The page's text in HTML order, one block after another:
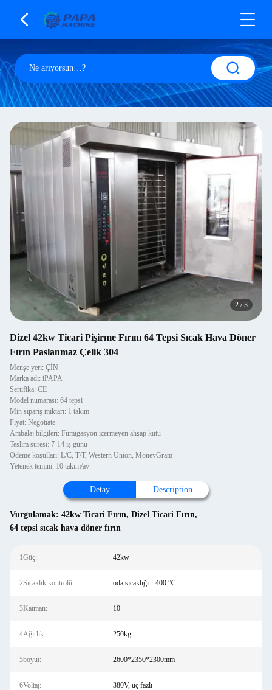
2 /3
Dizel 42kw Ticari Pişirme Fırını 64 Tepsi Sıcak Hava Döner
Fırın Paslanmaz Çelik 304
Menşe yeri: ÇİN
Marka adı: iPAPA
Sertifika: CE
Model numarası: 64 tepsi
Min sipariş miktarı: 1 takım
Fiyat: Negotiate
Ambalaj bilgileri: Fümigasyon içermeyen ahşap kutu
Teslim süresi: 7-14 iş günü
Ödeme koşulları: L/C, T/T, Western Union, MoneyGram
Yetenek temini: 10 takım/ay
Detay Description
Vurgulamak: 42kw Ticari Fırın, Dizel Ticari Fırın,
64 tepsi sıcak hava döner fırın
1Güç: 42kw
2Sıcaklık kontrolü: oda sıcaklığı-- 400 ℃
3Katman: 10
4Ağırlık: 250kg
5boyut: 2600*2350*2300mm
6Voltaj: 380V, üç fazlı